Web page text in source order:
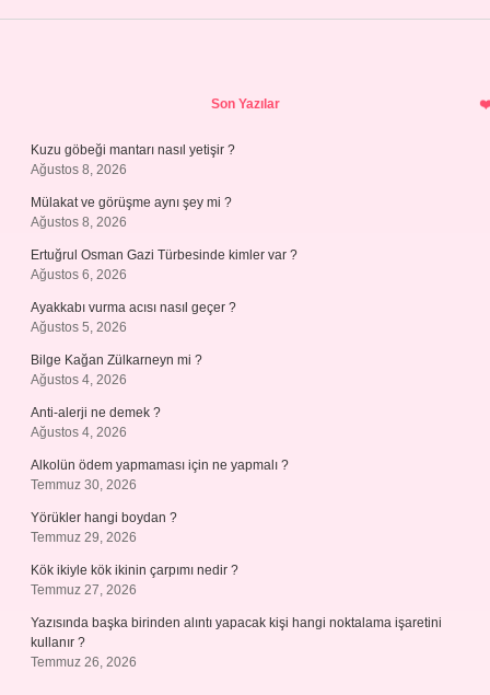
Son Yazılar
Kuzu göbeği mantarı nasıl yetişir ?
Ağustos 8, 2026
Mülakat ve görüşme aynı şey mi ?
Ağustos 8, 2026
Ertuğrul Osman Gazi Türbesinde kimler var ?
Ağustos 6, 2026
Ayakkabı vurma acısı nasıl geçer ?
Ağustos 5, 2026
Bilge Kağan Zülkarneyn mi ?
Ağustos 4, 2026
Anti-alerji ne demek ?
Ağustos 4, 2026
Alkolün ödem yapmaması için ne yapmalı ?
Temmuz 30, 2026
Yörükler hangi boydan ?
Temmuz 29, 2026
Kök ikiyle kök ikinin çarpımı nedir ?
Temmuz 27, 2026
Yazısında başka birinden alıntı yapacak kişi hangi noktalama işaretini
kullanır ?
Temmuz 26, 2026